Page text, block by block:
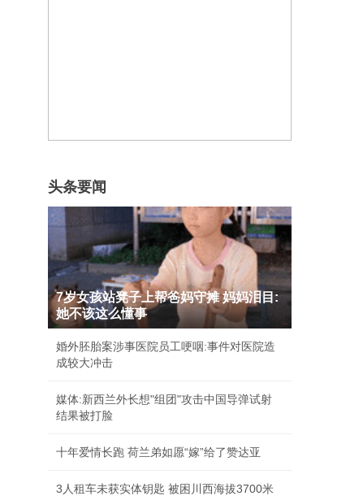
头条要闻
7岁女孩站凳子上帮爸妈守摊 妈妈泪目:
她不该这么懂事
婚外胚胎案涉事医院员工哽咽:事件对医院造
成较大冲击
媒体:新西兰外长想"组团"攻击中国导弹试射
结果被打脸
十年爱情长跑 荷兰弟如愿“嫁”给了赞达亚
3人租车未获实体钥匙 被困川西海拔3700米